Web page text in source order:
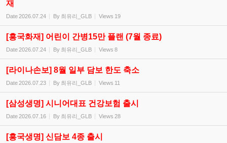
재
Date2026.07.24 By 최유리_GLB Views 19
[흥국화재] 어린이 간병15만 플랜 (7월 종료)
Date2026.07.24 By 최유리_GLB Views 8
[라이나손보] 8월 일부 담보 한도 축소
Date2026.07.23 By 최유리_GLB Views 11
[삼성생명] 시니어대표 건강보험 출시
Date2026.07.16 By 최유리_GLB Views 28
[흥국생명] 신담보 4종 출시